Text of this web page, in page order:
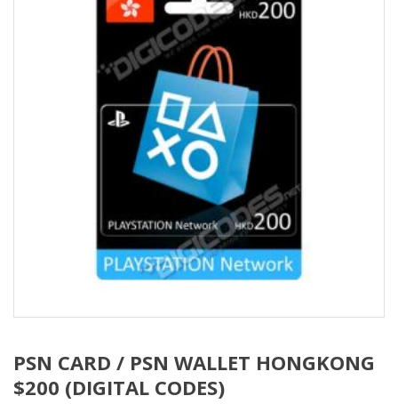
PSN CARD / PSN WALLET HONGKONG
$200 (DIGITAL CODES)